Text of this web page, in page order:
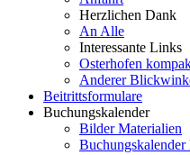
Herzlichen Dank
An Alle
Interessante Links
Osterhofen
Anderer
Beitrittsformulare
Buchungskalender
Bilder Materialien